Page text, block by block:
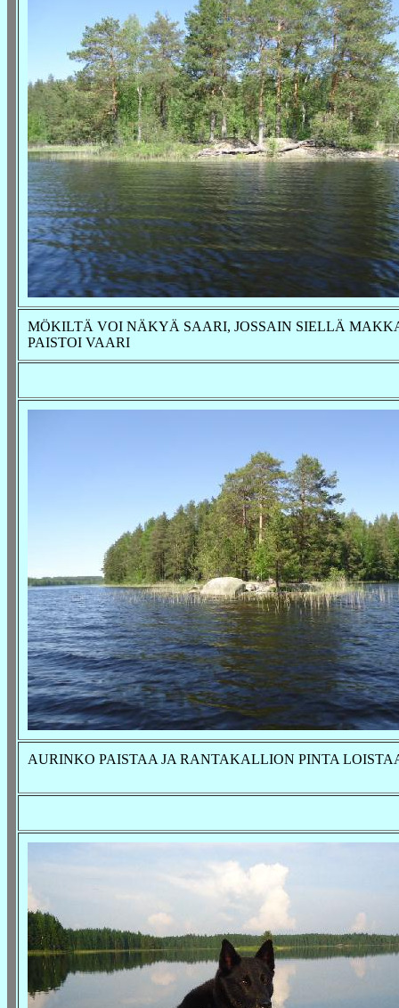
MÖKILTÄ VOI NÄKYÄ SAARI, JOSSAIN SIELLÄ
PAISTOI VAARI
AURINKO PAISTAA JA RANTAKALLION PINTA